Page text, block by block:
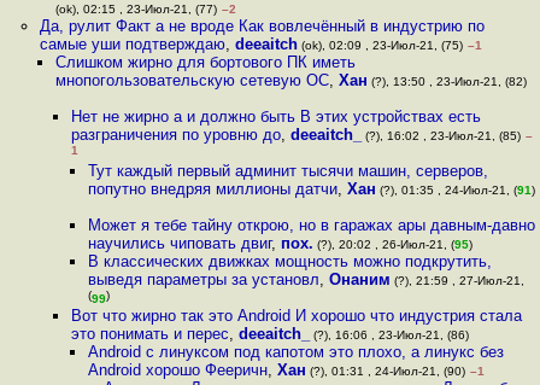
(ok), 02:15 , 23-Июл-21, (77) –2
Да, рулит Факт а не вроде Как вовлечённый в индустрию по
самые уши подтверждаю, deeaitch(ok), 02:09 , 23-Июл-21, (75) –1
Слишком жирно для бортового ПК иметь
мнопогользовательскую сетевую ОС, Хан (?), 13:50 , 23-Июл-21, (82)
Нет не жирно а и должно быть В этих устройствах есть
разграничения по уровню до,deeaitch_ (?), 16:02 , 23-Июл-21, (85) –
1
Тут каждый первый админит тысячи машин, серверов,
попутно внедряя миллионы датчи, Хан (?), 01:35 , 24-Июл-21, (91)
Может я тебе тайну открою, но в гаражах ары давным-давно
научились чиповать двиг, пох. (?), 20:02 , 26-Июл-21, (95)
В классических движках мощность можно подкрутить,
выведя параметры за установл, Онаним (?), 21:59 , 27-Июл-21,
(99)
Вот что жирно так это Android И хорошо что индустрия стала
это понимать и перес,deeaitch_ (?), 16:06 , 23-Июл-21, (86)
Android с линуксом под капотом это плохо, а линукс без
Android хорошо Фееричн, Хан (?), 01:31 , 24-Июл-21, (90) –1